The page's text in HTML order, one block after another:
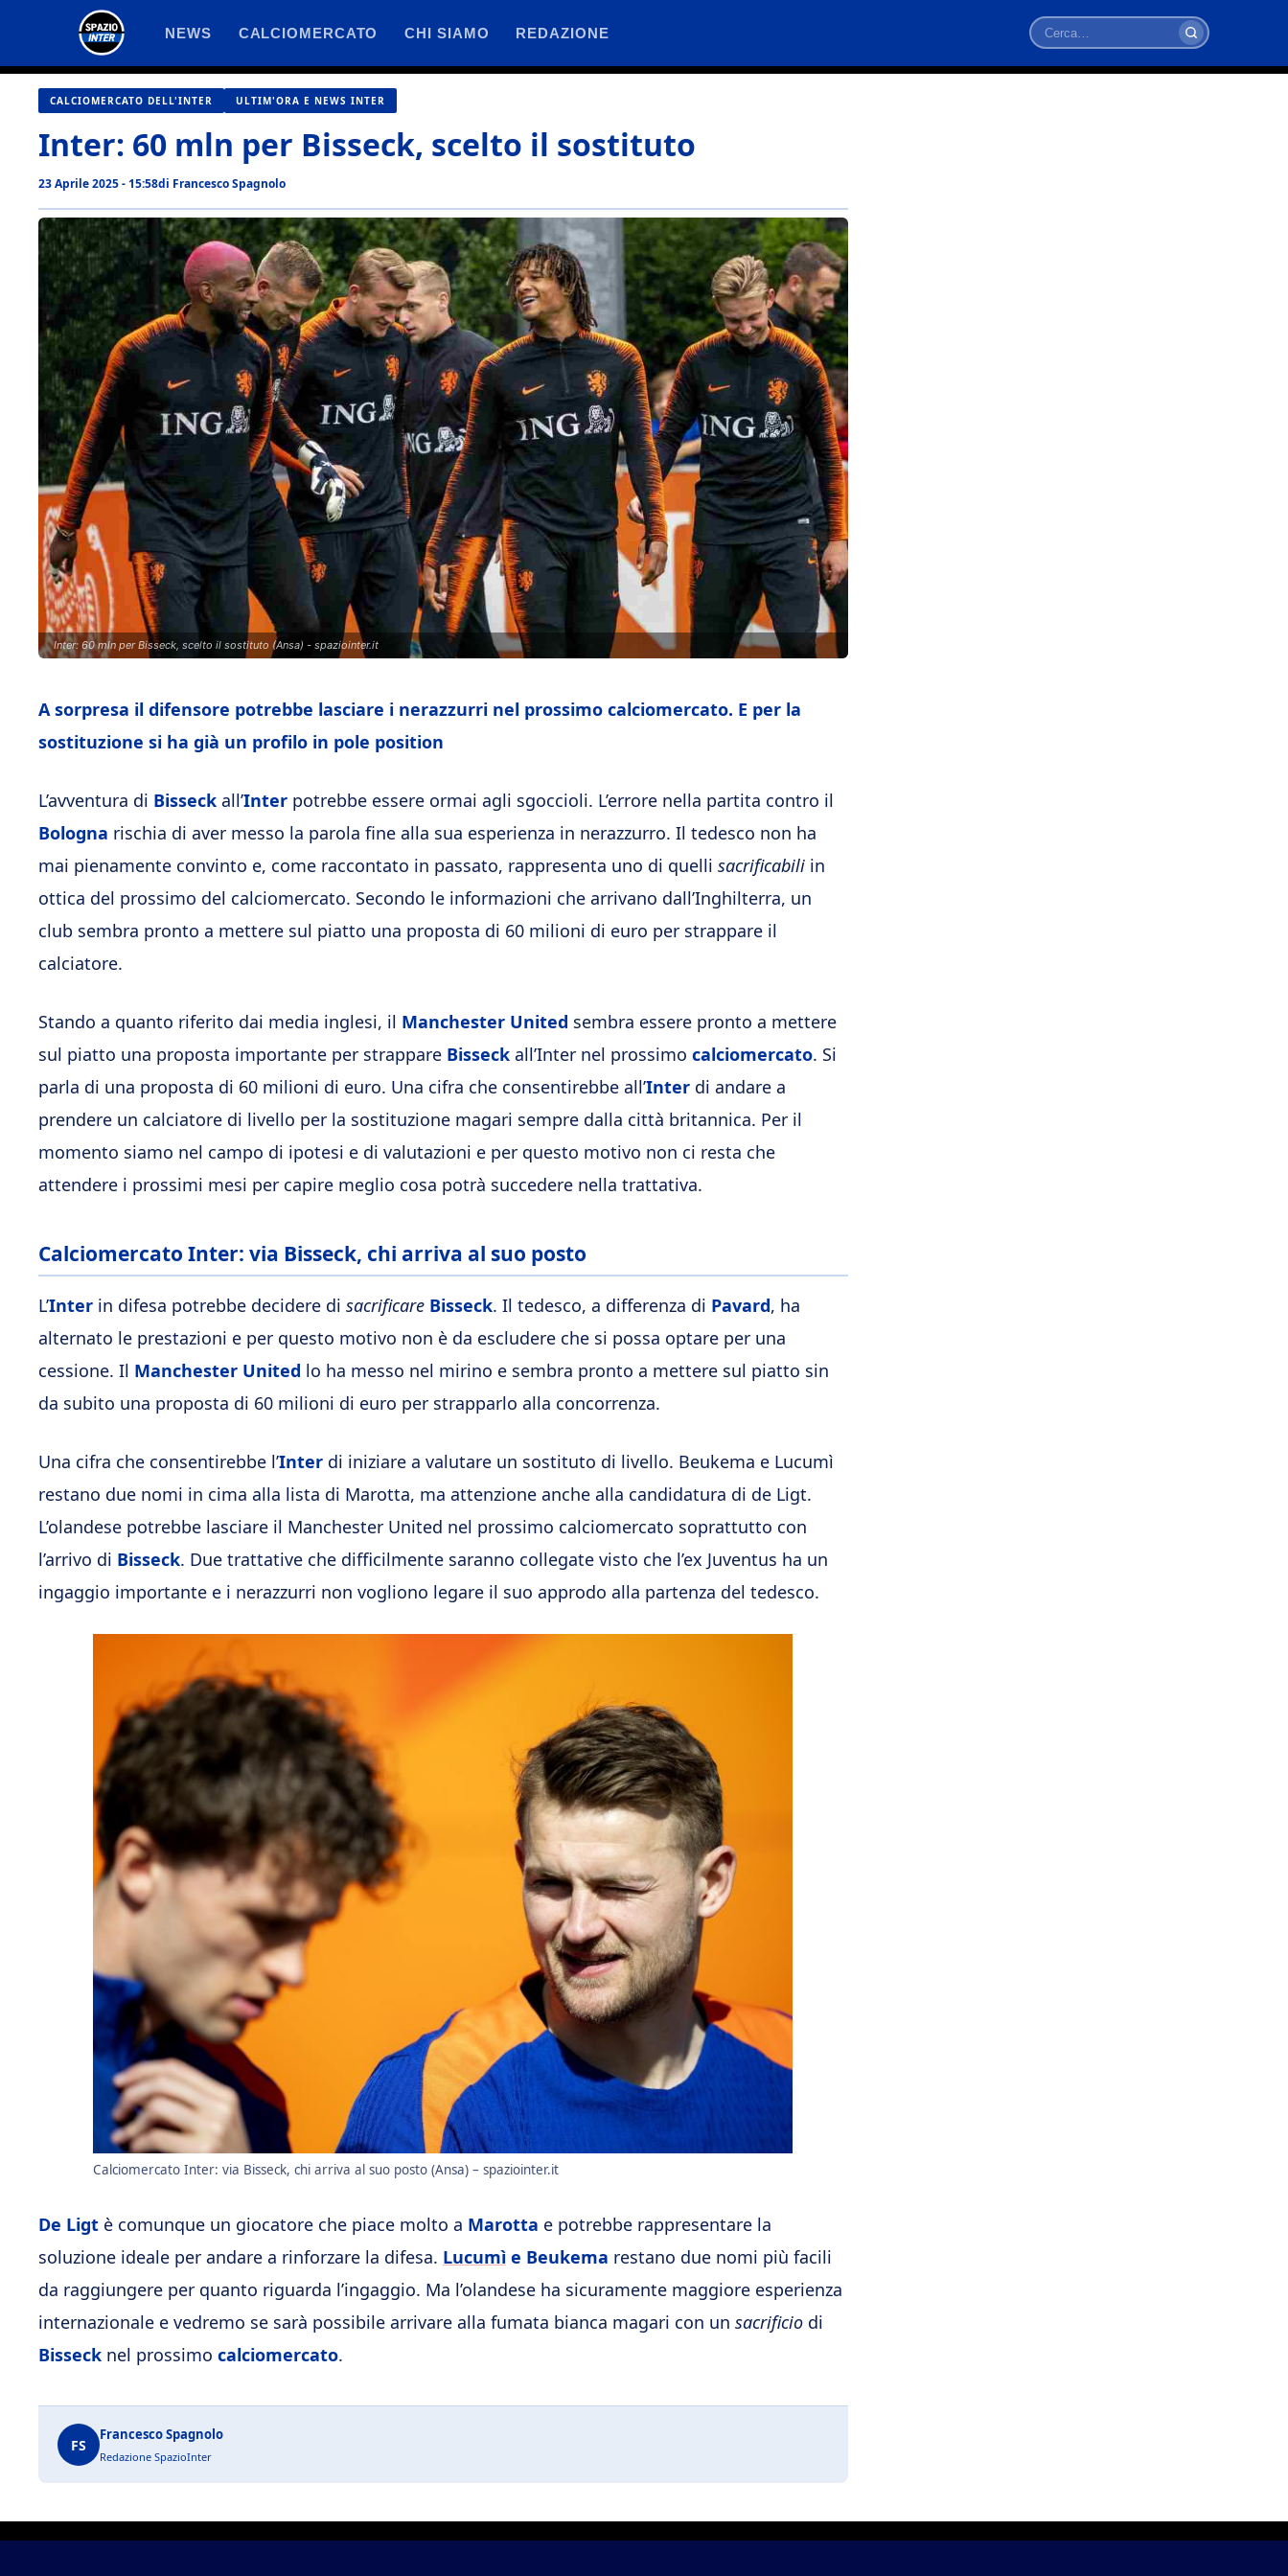
contenuto
NEWS CALCIOMERCATO CHI SIAMO REDAZIONE
Cerca
CALCIOMERCATO DELL'INTER ULTIM'ORA E NEWS INTER
Inter: 60 mln per Bisseck, scelto il sostituto
23 Aprile 2025 - 15:58di Francesco Spagnolo
Inter: 60 mln per Bisseck, scelto il sostituto (Ansa) - spaziointer.it
A sorpresa il difensore potrebbe lasciare i nerazzurri nel prossimo calciomercato. E per la
sostituzione si ha già un profilo in pole position
L’avventura di Bisseck all’Inter potrebbe essere ormai agli sgoccioli. L’errore nella partita contro il
Bologna rischia di aver messo la parola fine alla sua esperienza in nerazzurro. Il tedesco non ha
mai pienamente convinto e, come raccontato in passato, rappresenta uno di quelli sacrificabili in
ottica del prossimo del calciomercato. Secondo le informazioni che arrivano dall’Inghilterra, un
club sembra pronto a mettere sul piatto una proposta di 60 milioni di euro per strappare il
calciatore.
Stando a quanto riferito dai media inglesi, il Manchester United sembra essere pronto a mettere
sul piatto una proposta importante per strappare Bisseck all’Inter nel prossimo calciomercato. Si
parla di una proposta di 60 milioni di euro. Una cifra che consentirebbe all’Inter di andare a
prendere un calciatore di livello per la sostituzione magari sempre dalla città britannica. Per il
momento siamo nel campo di ipotesi e di valutazioni e per questo motivo non ci resta che
attendere i prossimi mesi per capire meglio cosa potrà succedere nella trattativa.
Calciomercato Inter: via Bisseck, chi arriva al suo posto
L’Inter in difesa potrebbe decidere di sacrificare Bisseck. Il tedesco, a differenza di Pavard, ha
alternato le prestazioni e per questo motivo non è da escludere che si possa optare per una
cessione. Il Manchester United lo ha messo nel mirino e sembra pronto a mettere sul piatto sin
da subito una proposta di 60 milioni di euro per strapparlo alla concorrenza.
Una cifra che consentirebbe l’Inter di iniziare a valutare un sostituto di livello. Beukema e Lucumì
restano due nomi in cima alla lista di Marotta, ma attenzione anche alla candidatura di de Ligt.
L’olandese potrebbe lasciare il Manchester United nel prossimo calciomercato soprattutto con
l’arrivo di Bisseck. Due trattative che difficilmente saranno collegate visto che l’ex Juventus ha un
ingaggio importante e i nerazzurri non vogliono legare il suo approdo alla partenza del tedesco.
Calciomercato Inter: via Bisseck, chi arriva al suo posto (Ansa) – spaziointer.it
De Ligt è comunque un giocatore che piace molto a Marotta e potrebbe rappresentare la
soluzione ideale per andare a rinforzare la difesa. Lucumì e Beukema restano due nomi più facili
da raggiungere per quanto riguarda l’ingaggio. Ma l’olandese ha sicuramente maggiore esperienza
internazionale e vedremo se sarà possibile arrivare alla fumata bianca magari con un sacrificio di
Bisseck nel prossimo calciomercato.
FS
Francesco Spagnolo
Redazione SpazioInter